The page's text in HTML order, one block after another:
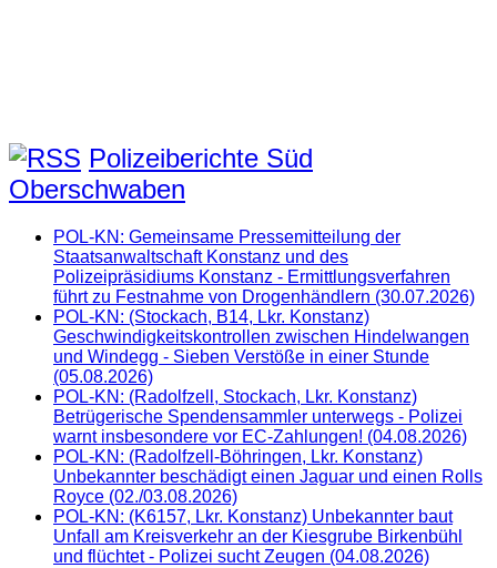
Polizeiberichte Süd
Oberschwaben
POL-KN: Gemeinsame Pressemitteilung der
Staatsanwaltschaft Konstanz und des
Polizeipräsidiums Konstanz - Ermittlungsverfahren
führt zu Festnahme von Drogenhändlern (30.07.2026)
POL-KN: (Stockach, B14, Lkr. Konstanz)
Geschwindigkeitskontrollen zwischen Hindelwangen
und Windegg - Sieben Verstöße in einer Stunde
(05.08.2026)
POL-KN: (Radolfzell, Stockach, Lkr. Konstanz)
Betrügerische Spendensammler unterwegs - Polizei
warnt insbesondere vor EC-Zahlungen! (04.08.2026)
POL-KN: (Radolfzell-Böhringen, Lkr. Konstanz)
Unbekannter beschädigt einen Jaguar und einen Rolls
Royce (02./03.08.2026)
POL-KN: (K6157, Lkr. Konstanz) Unbekannter baut
Unfall am Kreisverkehr an der Kiesgrube Birkenbühl
und flüchtet - Polizei sucht Zeugen (04.08.2026)